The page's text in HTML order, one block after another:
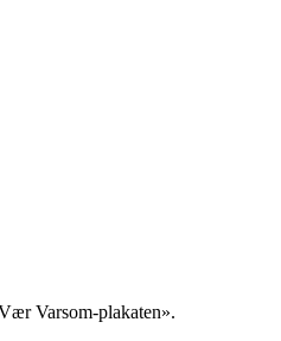
Varsom-plakaten».